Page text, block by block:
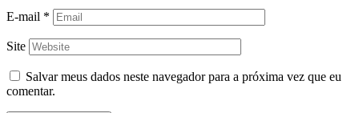
E-mail *
Site
Salvar meus dados neste navegador para a próxima vez que eu
comentar.